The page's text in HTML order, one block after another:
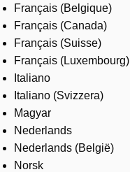
Français (Belgique)
Français (Canada)
Français (Suisse)
Français (Luxembourg)
Italiano
Italiano (Svizzera)
Magyar
Nederlands
Nederlands (België)
Norsk